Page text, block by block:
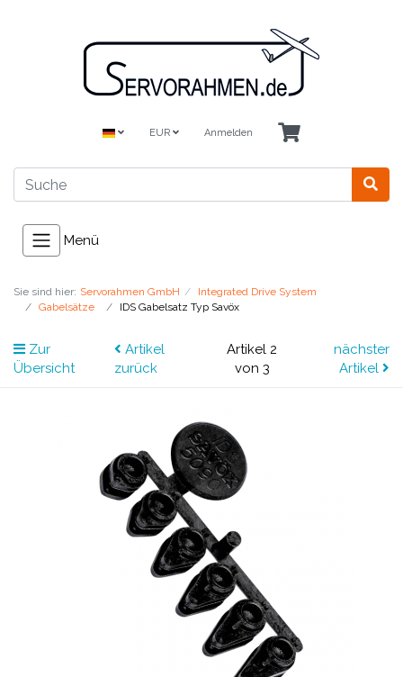
EUR Anmelden
Menü
Sie sind hier: Servorahmen GmbH
Integrated Drive System
Gabelsätze
IDS Gabelsatz Typ Savöx
Zur
Übersicht
Artikel
zurück
Artikel 2
von 3
nächster
Artikel